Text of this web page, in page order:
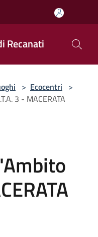
Recanati
> Ecocentri >
3 - MACERATA